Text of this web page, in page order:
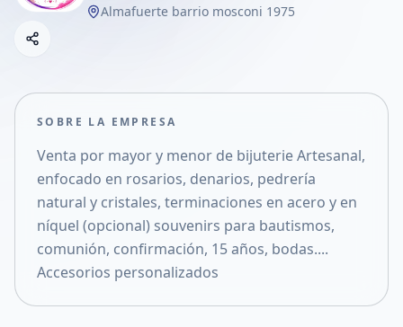
Almafuerte barrio mosconi 1975
Compartir empresa
Compartir en X
SOBRE LA EMPRESA
Venta por mayor y menor de bijuterie Artesanal,
enfocado en rosarios, denarios, pedrería
natural y cristales, terminaciones en acero y en
níquel (opcional) souvenirs para bautismos,
comunión, confirmación, 15 años, bodas....
Accesorios personalizados